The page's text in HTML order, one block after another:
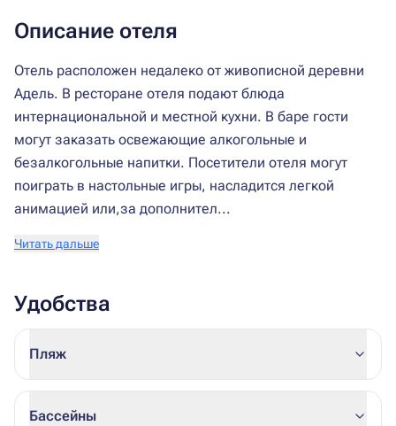
Описание отеля
Отель расположен недалеко от живописной деревни
Адель. В ресторане отеля подают блюда
интернациональной и местной кухни. В баре гости
могут заказать освежающие алкогольные и
безалкогольные напитки. Посетители отеля могут
поиграть в настольные игры, насладится легкой
анимацией или,за дополнител...
Читать дальше
Удобства
Пляж
Бассейны